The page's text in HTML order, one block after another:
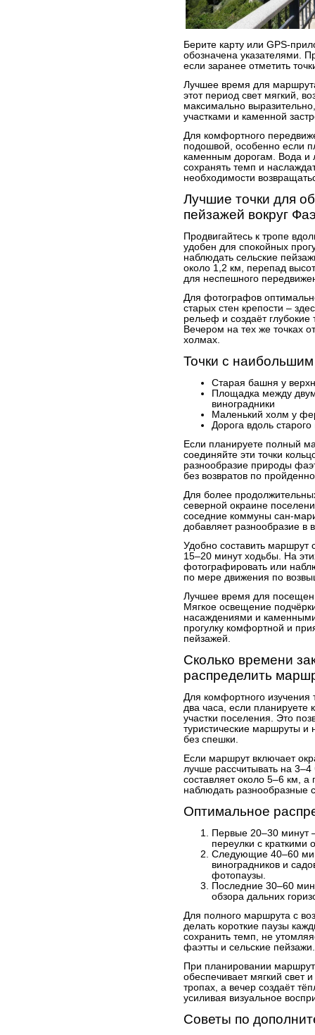
Берите карту или GPS-
обозначена указателями.
если заранее отметить
Лучшее время для
этот период свет мягкий,
максимально
участками и каменной
Для комфортного
подошвой, особенно если
каменным дорогам. Вода и
сохранять темп и
необходимости
Лучшие точки для
пейзажей вокруг
Продвигайтесь к тропе
удобен для спокойных
наблюдать сельские
около 1,2 км, перепад
для неспешного
Для фотографов
старых стен крепости –
рельеф и создаёт
Вечером на тех же точках
холмах.
Точки с
Старая башня у
Площадка между
виноградники
Маленький холм у
Дорога вдоль
Если планируете полный
соединяйте эти точки
разнообразие природы
без возвратов по
Для более
северной окраине
соседние коммуны сан-
добавляет разнообразие в
Удобно составить маршрут
15–20 минут ходьбы. На
фотографировать или
по мере движения по
Лучшее время для
Мягкое освещение
насаждениями и
прогулку комфортной и
пейзажей.
Сколько времени
распределить
Для комфортного изучения
два часа, если планируете
участки поселения. Это
туристические маршруты
без спешки.
Если маршрут включает
лучше рассчитывать на
составляет около 5–6 км,
наблюдать разнообразные
Оптимальное
Первые 20–30 минут
переулки с краткими
Следующие 40–60
виноградников и
фотопаузы.
Последние 30–60
обзора дальних
Для полного маршрута с
делать короткие паузы
сохранить темп, не
фаэтты и сельские пейзажи.
При планировании
обеспечивает мягкий свет
тропах, а вечер создаёт
усиливая визуальное
Советы по